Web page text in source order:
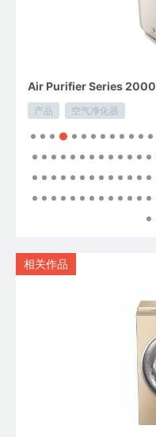
Air Purifier Series 2000
产品 空气净化器
相关作品